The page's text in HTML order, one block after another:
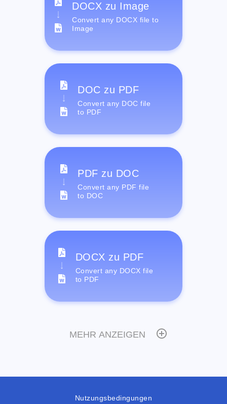
DOCX zu Image
Convert any DOCX file to
Image
DOC zu PDF
Convert any DOC file
to PDF
PDF zu DOC
Convert any PDF file
to DOC
DOCX zu PDF
Convert any DOCX file
to PDF
MEHR ANZEIGEN
Nutzungsbedingungen